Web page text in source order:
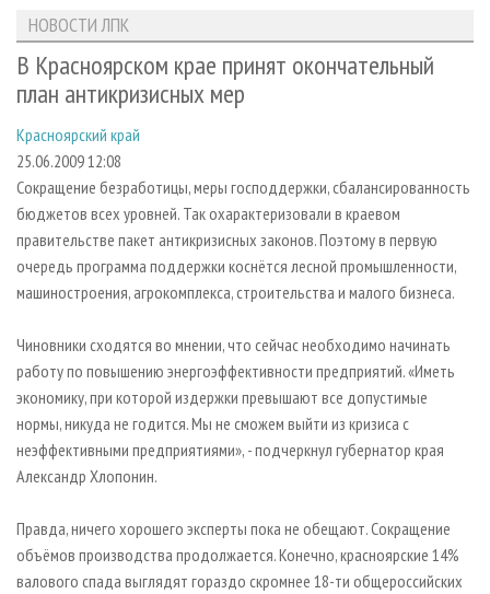
ЛЕСОЗАГОТОВКА
ЛЕСОПИЛЕНИЕ
СУШКА ДРЕВЕСИНЫ
ПРОИЗВОДСТВО ДРЕВЕСНЫХ ПЛИТ
ДЕРЕВЯННОЕ ДОМОСТРОЕНИЕ
ПРОИЗВОДСТВО МЕБЕЛИ
БИОЭНЕРГЕТИКА
ЦБП
ИНСТРУМЕНТ И МАТЕРИАЛЫ
НОВОСТИ ЛПК
НОВОСТИ ЖУРНАЛА
ПРОЕКТЫ ЛПИ
АНАЛИТИКА
ПРЕДПРИЯТИЯ ЛПК
ПЕРСОНЫ
МОБИЛЬНЫЕ ВЫСТАВКИ
ОФИЦИАЛЬНЫЕ ДЕЛЕГАЦИИ
ПРИОРИТЕТНЫЕ ИНВЕСТПРОЕКТЫ
RUSSIAN FORESTRY REVIEW
ГАЗЕТА ЛЕСПРОМФОРУМ
БИБЛИОТЕКА СПЕЦИАЛИСТА
АРХИВ
АРХИВ ЖУРНАЛОВ
О ЖУРНАЛЕ
ПОДПИСКА
КОНТАКТЫ
РЕКЛАМОДАТЕЛЯМ
РЕКЛАМА
РЕКЛАМА НА САЙТЕ
НОВОСТИ ЛПК
В Красноярском крае принят окончательный
план антикризисных мер
Красноярский край
25.06.2009 12:08
Сокращение безработицы, меры господдержки, сбалансированность
бюджетов всех уровней. Так охарактеризовали в краевом
правительстве пакет антикризисных законов. Поэтому в первую
очередь программа поддержки коснётся лесной промышленности,
машиностроения, агрокомплекса, строительства и малого бизнеса.
Чиновники сходятся во мнении, что сейчас необходимо начинать
работу по повышению энергоэффективности предприятий. «Иметь
экономику, при которой издержки превышают все допустимые
нормы, никуда не годится. Мы не сможем выйти из кризиса с
неэффективными предприятиями», - подчеркнул губернатор края
Александр Хлопонин.
Правда, ничего хорошего эксперты пока не обещают. Сокращение
объёмов производства продолжается. Конечно, красноярские 14%
валового спада выглядят гораздо скромнее 18-ти общероссийских